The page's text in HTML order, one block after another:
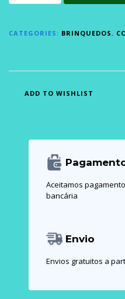
CATEGORIES: BRINQUEDOS,
ADD TO WISHLIST
Aceitamos
bancária
Envio
Envios gratuitos a